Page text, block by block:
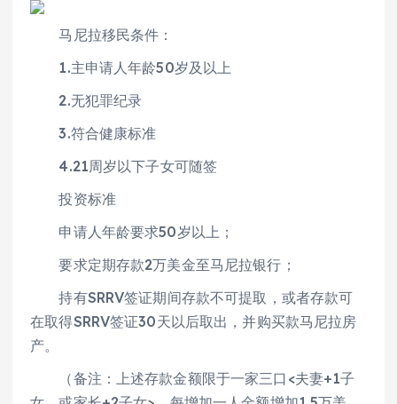
马尼拉移民条件：
1.主申请人年龄50岁及以上
2.无犯罪纪录
3.符合健康标准
4.21周岁以下子女可随签
投资标准
申请人年龄要求50岁以上；
要求定期存款2万美金至马尼拉银行；
持有SRRV签证期间存款不可提取，或者存款可
在取得SRRV签证30天以后取出，并购买款马尼拉房
产。
（备注：上述存款金额限于一家三口<夫妻+1子